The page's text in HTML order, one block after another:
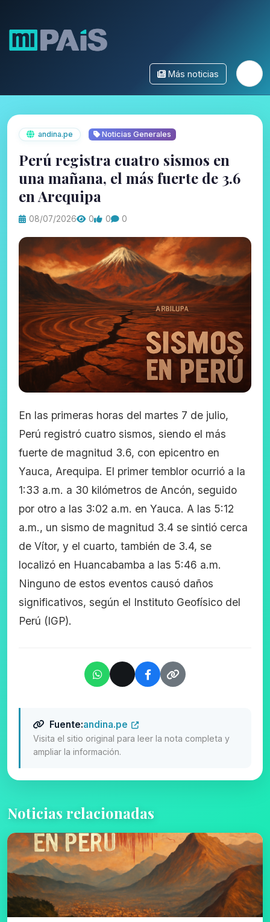
Más noticias
andina.pe Noticias Generales
Perú registra cuatro sismos en
una mañana, el más fuerte de 3.6
en Arequipa
08/07/2026 0 0 0
En las primeras horas del martes 7 de julio,
Perú registró cuatro sismos, siendo el más
fuerte de magnitud 3.6, con epicentro en
Yauca, Arequipa. El primer temblor ocurrió a la
1:33 a.m. a 30 kilómetros de Ancón, seguido
por otro a las 3:02 a.m. en Yauca. A las 5:12
a.m., un sismo de magnitud 3.4 se sintió cerca
de Vítor, y el cuarto, también de 3.4, se
localizó en Huancabamba a las 5:46 a.m.
Ninguno de estos eventos causó daños
significativos, según el Instituto Geofísico del
Perú (IGP).
Fuente:andina.pe
Visita el sitio original para leer la nota completa y
ampliar la información.
Noticias relacionadas